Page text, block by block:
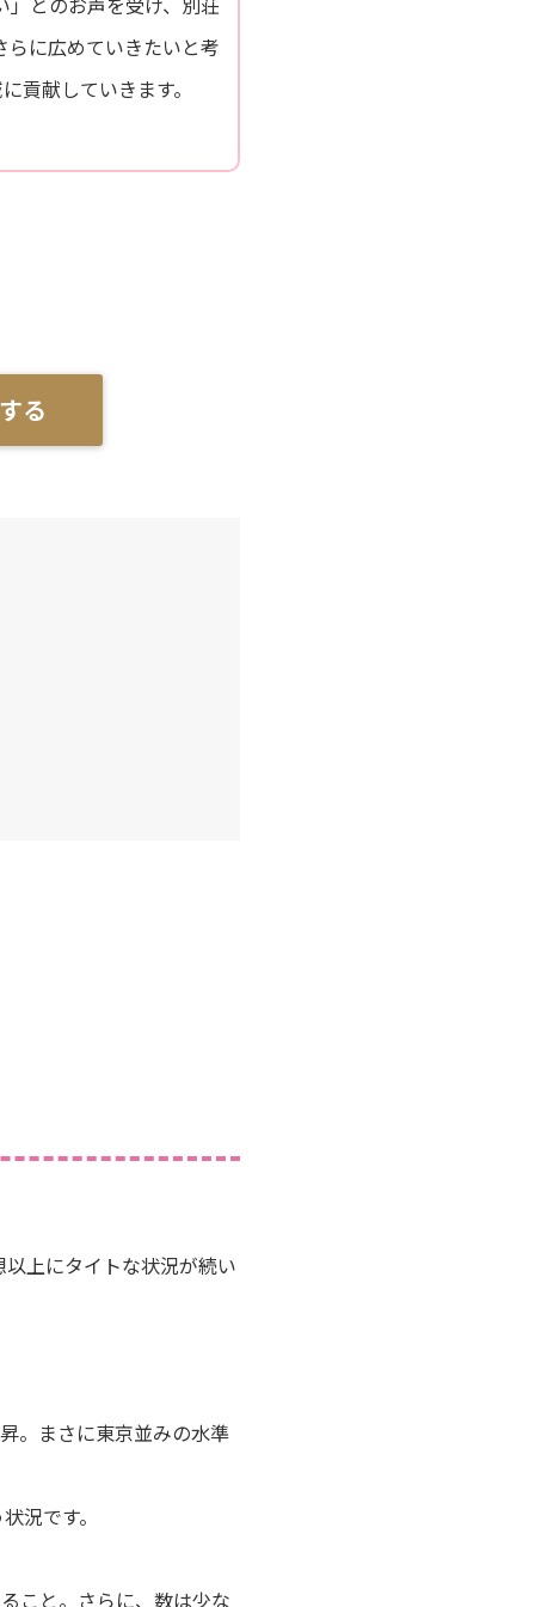
に広めていきたいと考
貢献していきます。
る
上にタイトな状況が続い
。まさに東京並みの水準
況です。
こと。さらに、数は少な